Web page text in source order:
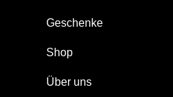
Geschenke
Shop
Über uns